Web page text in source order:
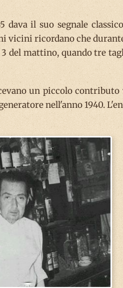
dava il suo segnale
vicini ricordano che
del mattino, quando tre
un piccolo
nell'anno 1940.